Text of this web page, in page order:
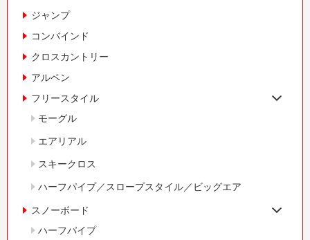
ジャンプ
コンバインド
クロスカントリー
アルペン
フリースタイル
モーグル
エアリアル
スキークロス
ハーフパイプ／スロープスタイル／ビッグエア
スノーボード
ハーフパイプ